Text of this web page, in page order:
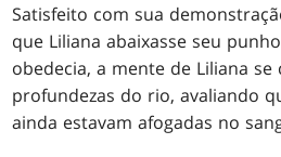
Satisfeito com sua
que Liliana abaixasse seu
obedecia, a mente de Liliana se
profundezas do rio, avaliando
ainda estavam afogadas no